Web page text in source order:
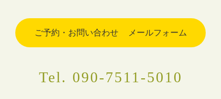
ご予約・お問い合わせ メールフォーム
Tel. 090-7511-5010